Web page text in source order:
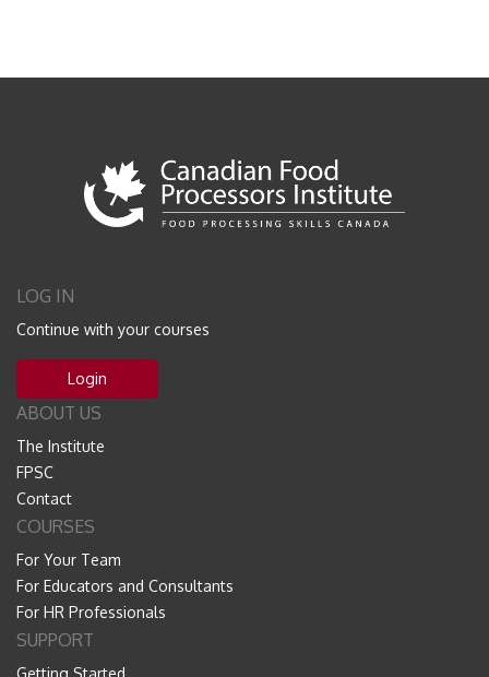
LOG IN
Continue with your courses
Login
ABOUT US
The Institute
FPSC
Contact
COURSES
For Your Team
For Educators and Consultants
For HR Professionals
SUPPORT
Getting Started